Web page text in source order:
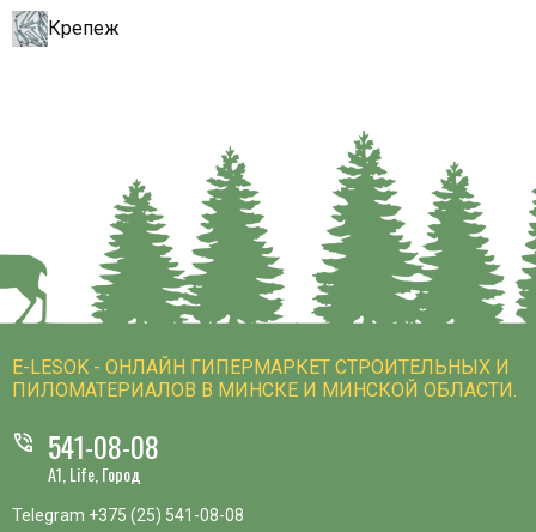
Крепеж
E-LESOK - ОНЛАЙН ГИПЕРМАРКЕТ СТРОИТЕЛЬНЫХ И
ПИЛОМАТЕРИАЛОВ В МИНСКЕ И МИНСКОЙ ОБЛАСТИ.
phone_in_talk 541-08-08
A1, Life, Город
Telegram +375 (25) 541-08-08